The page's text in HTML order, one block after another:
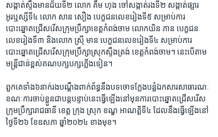
សង្កាត់​ស្ទឹង​មាន​ជ័យ​ទី២ លោក គឹម ហុង ចៅ​សង្កាត់​រងទី២ សង្កាត់​ផ្សារ​
អូរឬស្សី​ទី៤ លោក សាន សឿង​ បេក្ខជន​លេខ​រៀង​ទី​៥ សម្រាប់​ការ​
បោះឆ្នោត​ជ្រើសរើស​ក្រុមប្រឹក្សា​ខេត្តកំពង់​ចាម​ លោក​យិន ភាន បេក្ខជន​
លេខរៀង​ទី​៣ និង​លោក ស្រ៊ី មាន បេក្ខជន​លេខរៀងទី​៤ សម្រាប់ការ​
បោះឆ្នោត​ជ្រើស​រើស​ក្រុមប្រឹក្សា​ស្រុកស្ទឹង​ត្រង់​ ខេត្តកំពង់​ចាម​។ នេះបើ​តាម​
មន្ត្រី​ជាន់​ខ្ពស់​គណបក្ស​បក្ស​ភ្លើងទៀន​។
​ពួកគេ​ទាំង​៦នាក់​រង​បណ្តឹងពាក់ព័ន្ធ​នឹងបទ​ចោទក្លែង​បន្លំ​ឯកសារ​សាធារណៈ​
ខណៈ​ការ​ចាប់ខ្លួន​ជា​បន្ត​បន្ទាប់​នេះ​ធ្វើ​ឡើង​នៅ​មុន​ការ​បោះ​ឆ្នោត​ជ្រើស​រើស​
ក្រុម​ប្រឹក្សា​រាជធានី ខេត្ត ក្រុង ស្រុក ខណ្ឌ អាណត្តិ​ទី៤ ដែល​នឹង​ធ្វើ​ឡើង​នៅ​
ថ្ងៃទី​២៦ ខែ​ឧសភា ឆ្នាំ​២០២៤ ខាង​មុខ។ ​